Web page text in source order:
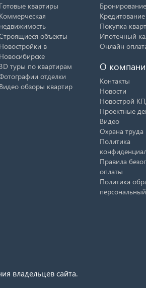
Готовые квартиры
Коммерческая
недвижимость
объекты
Новостройки в
Новосибирске
3D туры по квартирам
отделки
Видео обзоры квартир
Бронирование
Кредитование
Покупка
Ипотечный
Онлайн
О
Контакты
Новости
Новострой
Проектные
Видео
Охрана труда
Политика
Правила
оплаты
Политика
владельцев сайта.